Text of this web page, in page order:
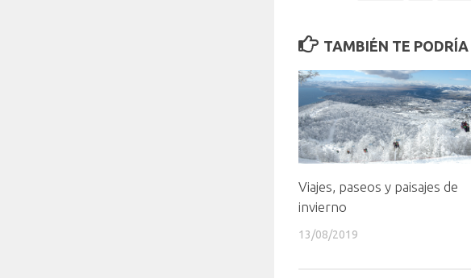
TAMBIÉN TE PODRÍA
Viajes, paseos y paisajes de
invierno
13/08/2019